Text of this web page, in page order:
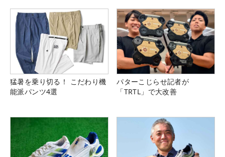
猛暑を乗り切る！ こだわり機
能派パンツ4選
パターこじらせ記者が
「TRTL」で大改善